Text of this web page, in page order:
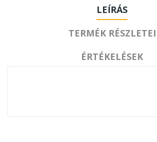
LEÍRÁS
TERMÉK RÉSZLETEI
ÉRTÉKELÉSEK